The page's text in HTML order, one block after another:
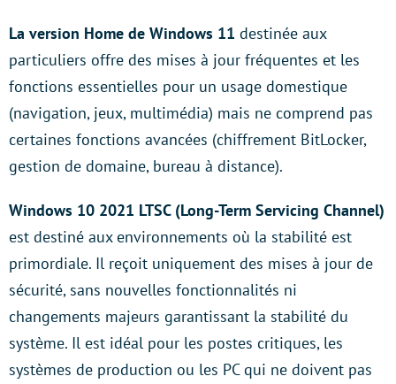
La version Home de Windows 11 destinée aux
particuliers offre des mises à jour fréquentes et les
fonctions essentielles pour un usage domestique
(navigation, jeux, multimédia) mais ne comprend pas
certaines fonctions avancées (chiffrement BitLocker,
gestion de domaine, bureau à distance).
Windows 10 2021 LTSC (Long-Term Servicing Channel)
est destiné aux environnements où la stabilité est
primordiale. Il reçoit uniquement des mises à jour de
sécurité, sans nouvelles fonctionnalités ni
changements majeurs garantissant la stabilité du
système. Il est idéal pour les postes critiques, les
systèmes de production ou les PC qui ne doivent pas